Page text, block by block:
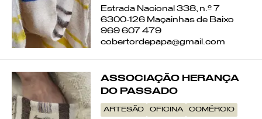
Estrada Nacional 338, n.º 7
6300-126 Maçainhas de Baixo
969 607 479
cobertordepapa@gmail.com
ASSOCIAÇÃO HERANÇA
DO PASSADO
ARTESÃO OFICINA COMÉRCIO